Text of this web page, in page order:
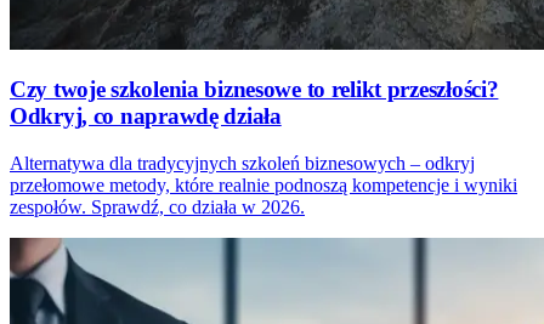
Czy twoje szkolenia biznesowe to relikt przeszłości?
Odkryj, co naprawdę działa
Alternatywa dla tradycyjnych szkoleń biznesowych – odkryj
przełomowe metody, które realnie podnoszą kompetencje i wyniki
zespołów. Sprawdź, co działa w 2026.